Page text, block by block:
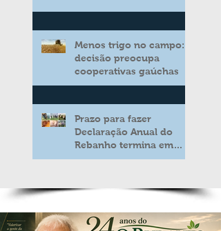
aos produtores de leite
Menos trigo no campo:
decisão preocupa
cooperativas gaúchas
Prazo para fazer
Declaração Anual do
Rebanho termina em
duas semanas